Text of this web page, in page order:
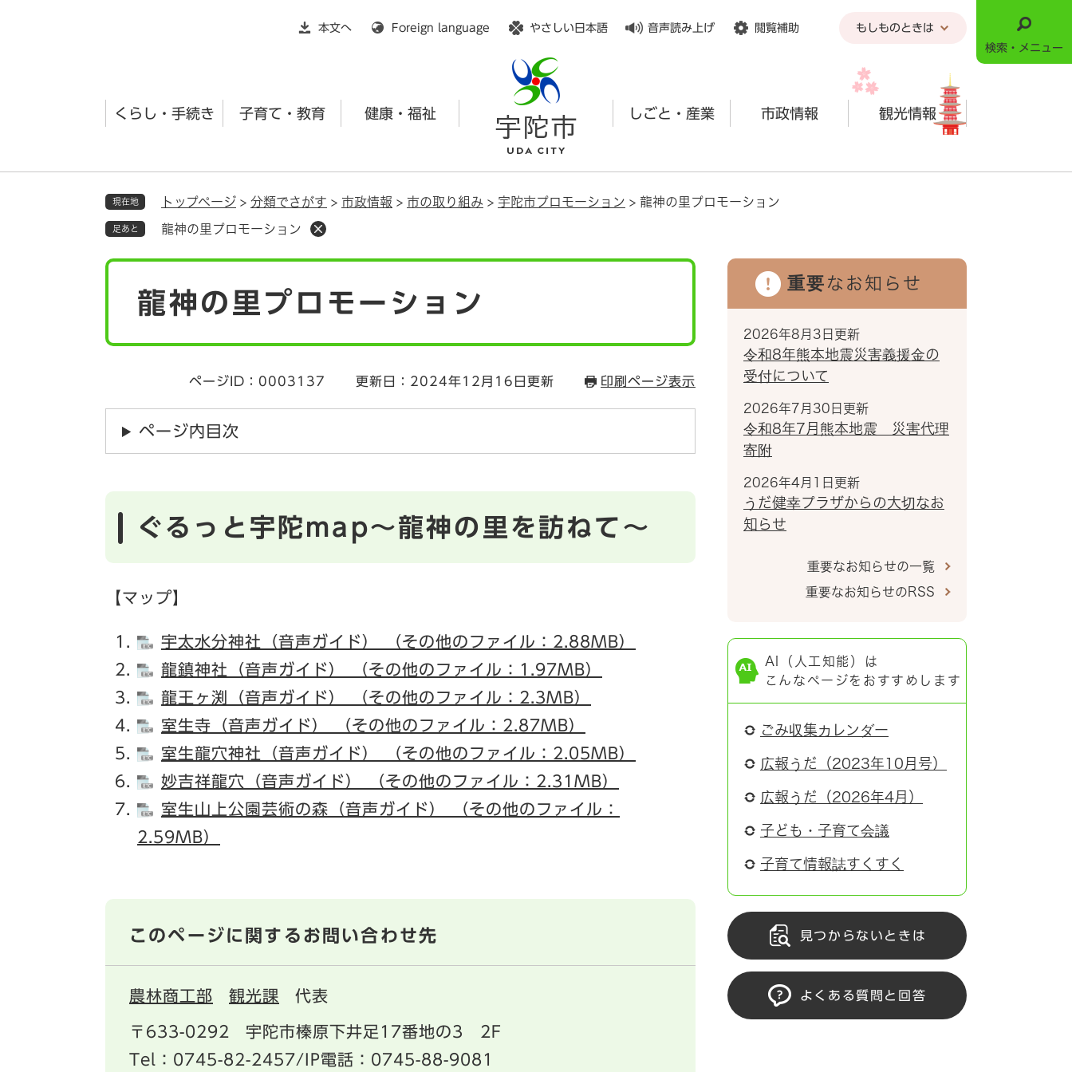
本文へ
Foreign language やさしい日本語 音声読み上げ 閲覧補助 もしものときは
くらし・手続き 子育て・教育 健康・福祉 しごと・産業 市政情報 観光情報
検索・メニュー
現在地 トップページ > 分類でさがす > 市政情報 > 市の取り組み > 宇陀市プロモーション > 龍神の里プロモーション
足あと 龍神の里プロモーション
龍神の里プロモーション
ページID：0003137 更新日：2024年12月16日更新 印刷ページ表示
ページ内目次
ぐるっと宇陀map～龍神の里を訪ねて～
【マップ】
宇太水分神社（音声ガイド） （その他のファイル：2.88MB）
龍鎮神社（音声ガイド） （その他のファイル：1.97MB）
龍王ヶ渕（音声ガイド） （その他のファイル：2.3MB）
室生寺（音声ガイド） （その他のファイル：2.87MB）
室生龍穴神社（音声ガイド） （その他のファイル：2.05MB）
妙吉祥龍穴（音声ガイド） （その他のファイル：2.31MB）
室生山上公園芸術の森（音声ガイド） （その他のファイル：
2.59MB）
このページに関するお問い合わせ先
農林商工部 観光課 代表
〒633-0292
宇陀市榛原下井足17番地の3 2F
Tel：0745-82-2457/IP電話：0745-88-9081
重要なお知らせ
2026年8月3日更新
令和8年熊本地震災害義援金の
受付について
2026年7月30日更新
令和8年7月熊本地震 災害代理
寄附
2026年4月1日更新
うだ健幸プラザからの大切なお
知らせ
重要なお知らせの一覧
重要なお知らせのRSS
AI（人工知能）は
こんなページをおすすめします
ごみ収集カレンダー
広報うだ（2023年10月号）
広報うだ（2026年4月）
子ども・子育て会議
子育て情報誌すくすく
見つからないときは
よくある質問と回答